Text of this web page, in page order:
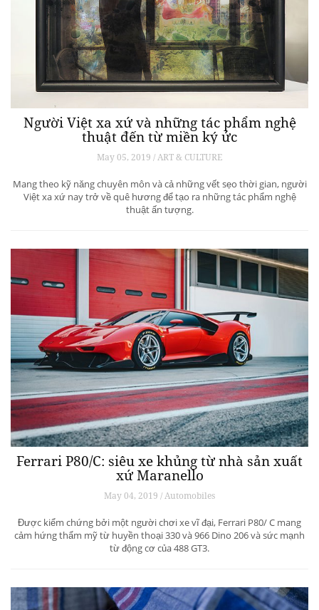
Người Việt xa xứ và những tác phẩm nghệ
thuật đến từ miền ký ức
May 05, 2019 / ART & CULTURE
Mang theo kỹ năng chuyên môn và cả những vết sẹo thời gian, người
Việt xa xứ nay trở về quê hương để tạo ra những tác phẩm nghệ
thuật ấn tượng.
Ferrari P80/C: siêu xe khủng từ ​​nhà sản xuất
xứ Maranello
May 04, 2019 / Automobiles
Được kiểm chứng bởi một người chơi xe vĩ đại, Ferrari P80/ C mang
cảm hứng thẩm mỹ từ huyền thoại 330 và 966 Dino 206 và sức mạnh
từ động cơ của 488 GT3.